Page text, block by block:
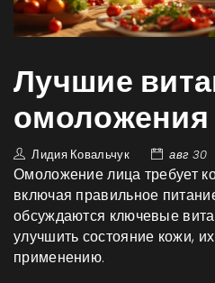
Лучшие
Лидия Ковальчук авг 30
Омоложение лица требует
включая правильное
обсуждаются ключевые
улучшить состояние кожи,
применению.